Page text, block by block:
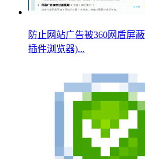
防止网站广告被360网盾屏
插件浏览器)...